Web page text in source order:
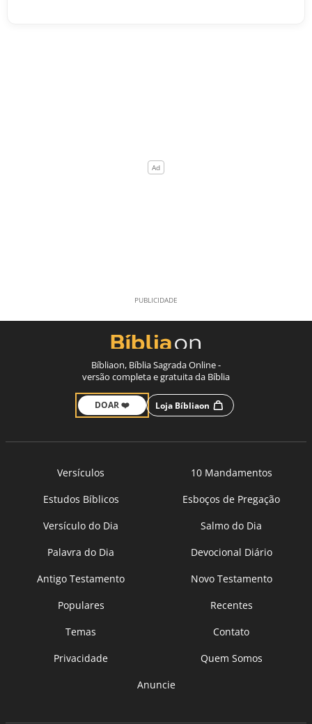
Bíbliaon, Bíblia Sagrada Online -
versão completa e gratuita da Bíblia
DOAR ❤️ Loja Bíbliaon
Versículos
10 Mandamentos
Estudos Bíblicos
Esboços de Pregação
Versículo do Dia
Salmo do Dia
Palavra do Dia
Devocional Diário
Antigo Testamento
Novo Testamento
Populares
Recentes
Temas
Contato
Privacidade
Quem Somos
Anuncie